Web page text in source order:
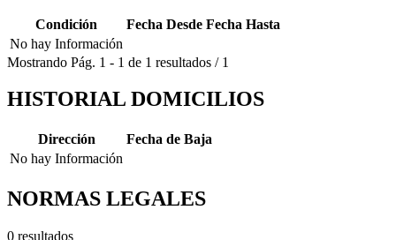
Condición Fecha Desde Fecha Hasta
No hay Información
Mostrando Pág. 1 - 1 de 1 resultados / 1
HISTORIAL DOMICILIOS
Dirección
Fecha de Baja
No hay Información
NORMAS LEGALES
0 resultados